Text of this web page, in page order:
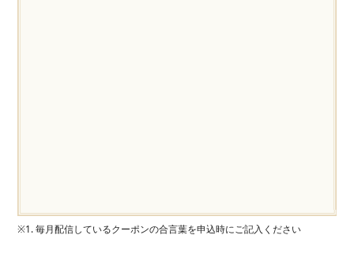
※1. 毎月配信しているクーポンの合言葉を申込時にご記入ください